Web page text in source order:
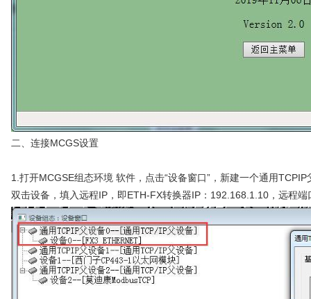
二、连接MCGS设置
1.打开MCGSE组态环境 软件，点击“设备窗口”，新建一个通用
双击设备，填入远程IP，即ETH-FX转换器IP：192.168.1.10，远程端